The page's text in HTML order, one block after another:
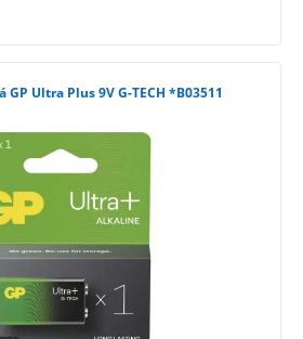
Ultra Plus 9V G-TECH *B03511